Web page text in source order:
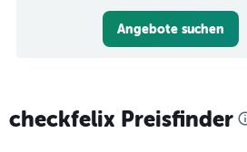
Angebote suchen
checkfelix Preisfinder